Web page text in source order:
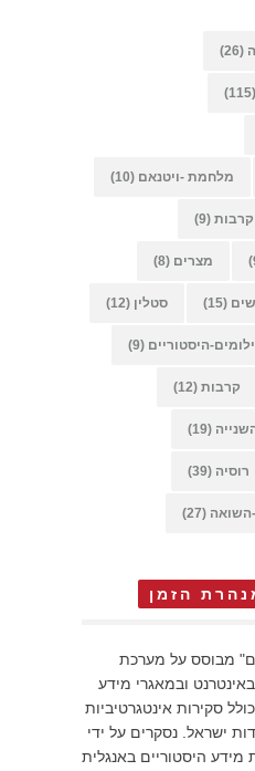
(26)
(115)
מלחמת -ויטנאם (10)
(9)
מצרים (8)
(15) סטלין (12)
היסטוריים (9)
קרבות (12)
(19)
רוסיה (39)
השואה (27)
הזמן
מבוסס על מערכת
ובמאגרי מידע
סקירות אינטגרטיביות
ישראל. נסקרים על ידי
היסטוריים באנגלית